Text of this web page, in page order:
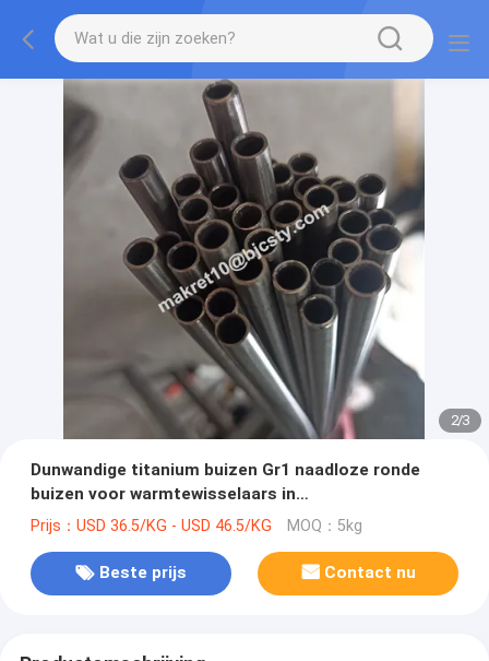
2/3
Dunwandige titanium buizen Gr1 naadloze ronde
buizen voor warmtewisselaars in
ontziltingsinstallaties
Prijs：USD 36.5/KG - USD 46.5/KG MOQ：5kg
Beste prijs Contact nu